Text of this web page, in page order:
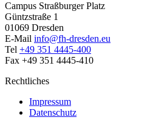
Campus Straßburger Platz
Güntzstraße 1
01069 Dresden
E-Mail info@fh-dresden.eu
Tel +49 351 4445-400
Fax +49 351 4445-410
Rechtliches
Impressum
Datenschutz